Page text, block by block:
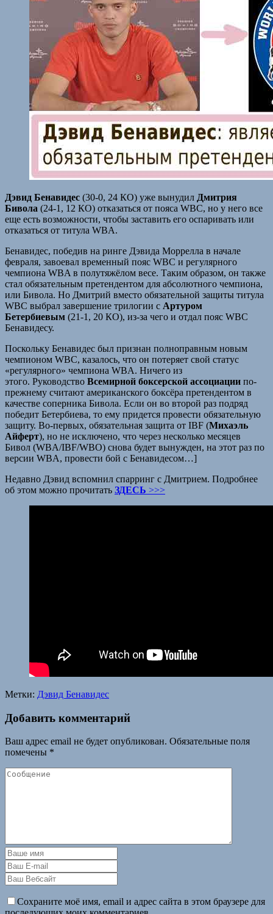
Дэвид Бенавидес (30-0, 24 КО) уже вынудил Дмитрия
Бивола (24-1, 12 КО) отказаться от пояса WBC, но у него все
еще есть возможности, чтобы заставить его оспаривать или
отказаться от титула WBA.
Бенавидес, победив на ринге Дэвида Моррелла в начале
февраля, завоевал временный пояс WBC и регулярного
чемпиона WBA в полутяжёлом весе. Таким образом, он также
стал обязательным претендентом для абсолютного чемпиона,
или Бивола. Но Дмитрий вместо обязательной защиты титула
WBC выбрал завершение трилогии с Артуром
Бетербиевым (21-1, 20 КО), из-за чего и отдал пояс WBC
Бенавидесу.
Поскольку Бенавидес был признан полноправным новым
чемпионом WBC, казалось, что он потеряет свой статус
«регулярного» чемпиона WBA. Ничего из
этого. Руководство Всемирной боксерской ассоциации по-
прежнему считают американского боксёра претендентом в
качестве соперника Бивола. Если он во второй раз подряд
победит Бетербиева, то ему придется провести обязательную
защиту. Во-первых, обязательная защита от IBF (Михаэль
Айферт), но не исключено, что через несколько месяцев
Бивол (WBA/IBF/WBO) снова будет вынужден, на этот раз по
версии WBA, провести бой с Бенавидесом…]
Недавно Дэвид вспомнил спарринг с Дмитрием. Подробнее
об этом можно прочитать ЗДЕСЬ >>>
Метки: Дэвид Бенавидес
Добавить комментарий
Ваш адрес email не будет опубликован. Обязательные поля
помечены *
Сохраните моё имя, email и адрес сайта в этом браузере для